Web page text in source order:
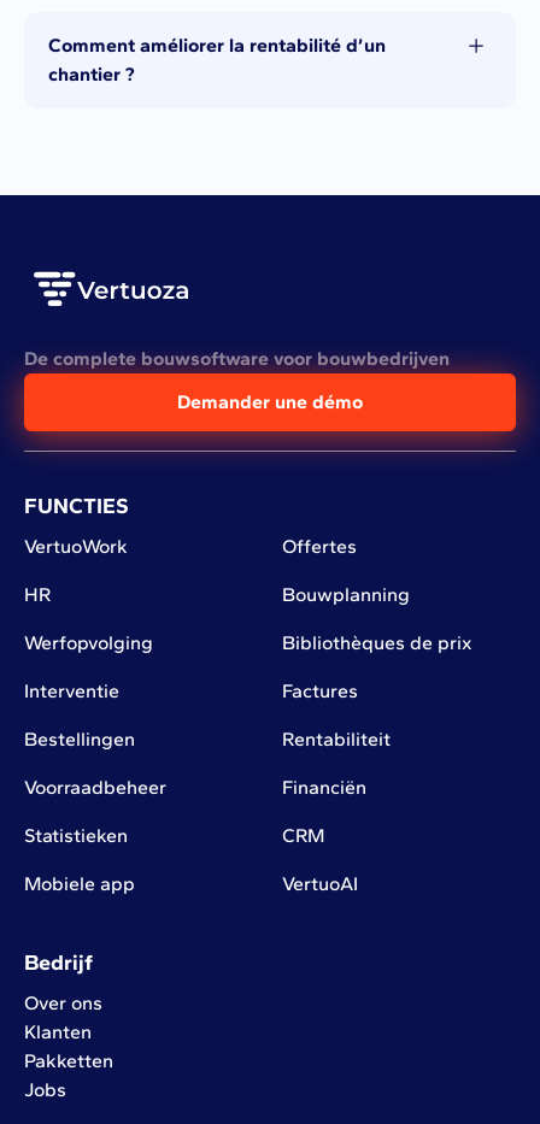
réel via un logiciel pilotage chantier.
Comment améliorer la rentabilité d’un
chantier ?
De complete bouwsoftware voor bouwbedrijven
Demander une démo
FUNCTIES
VertuoWork Offertes
HR Bouwplanning
Werfopvolging Bibliothèques de prix
Interventie Factures
Bestellingen Rentabiliteit
Voorraadbeheer Financiën
Statistieken CRM
Mobiele app VertuoAI
Bedrijf
Over ons
Klanten
Pakketten
Jobs